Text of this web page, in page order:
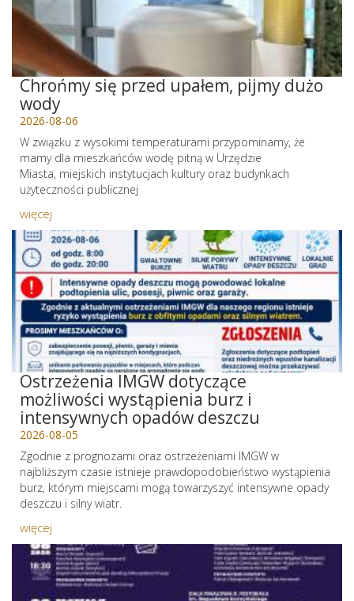
Chrońmy się przed upałem, pijmy dużo
wody
2026-08-06
W związku z wysokimi temperaturami przypominamy, że
mamy dla mieszkańców wodę pitną w Urzędzie
Miasta, miejskich instytucjach kultury oraz budynkach
użyteczności publicznej
więcej
Ostrzeżenia IMGW dotyczące
możliwości wystąpienia burz i
intensywnych opadów deszczu
2026-08-05
Zgodnie z prognozami oraz ostrzeżeniami IMGW w
najbliższym czasie istnieje prawdopodobieństwo wystąpienia
burz, którym miejscami mogą towarzyszyć intensywne opady
deszczu i silny wiatr.
więcej